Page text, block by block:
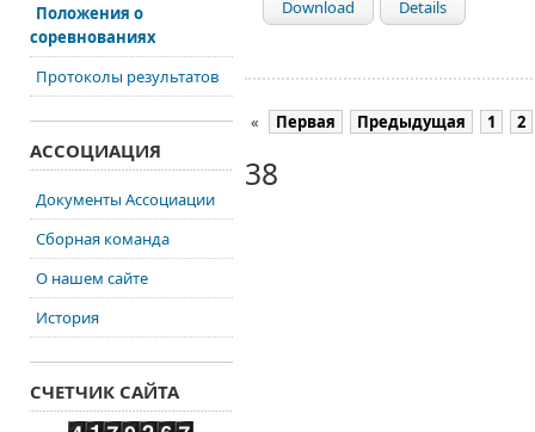
Download Details
« Первая Предыдущая 1 2
38
Положения о
соревнованиях
Протоколы результатов
АССОЦИАЦИЯ
Документы Ассоциации
Сборная команда
О нашем сайте
История
СЧЕТЧИК САЙТА